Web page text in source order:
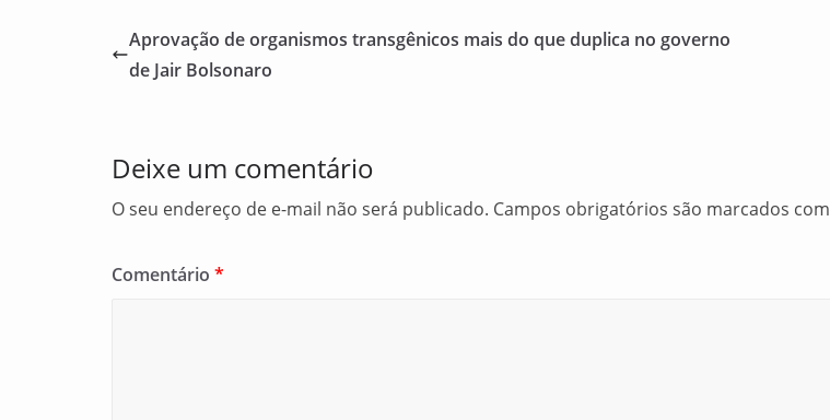
e
b
k
l e
Aprovação de organismos transgênicos mais do que duplica no governo
de Jair Bolsonaro
Deixe um comentário
O seu endereço de e-mail não será publicado. Campos obrigatórios são marcados com
Comentário *